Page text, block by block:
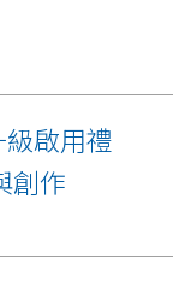
級啟用禮
創作